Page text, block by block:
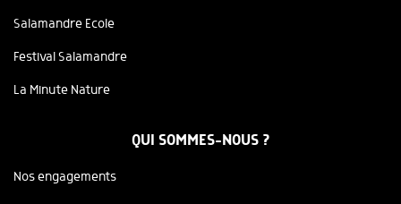
Salamandre Ecole
Festival Salamandre
La Minute Nature
QUI SOMMES-NOUS ?
Nos engagements